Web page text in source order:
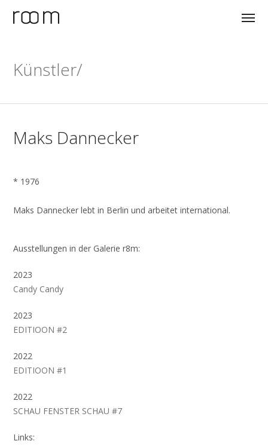
Künstler/
Maks Dannecker
* 1976
Maks Dannecker lebt in Berlin und arbeitet international.
Ausstellungen in der Galerie r8m:
2023
Candy Candy
2023
EDITIOON #2
2022
EDITIOON #1
2022
SCHAU FENSTER SCHAU #7
Links: